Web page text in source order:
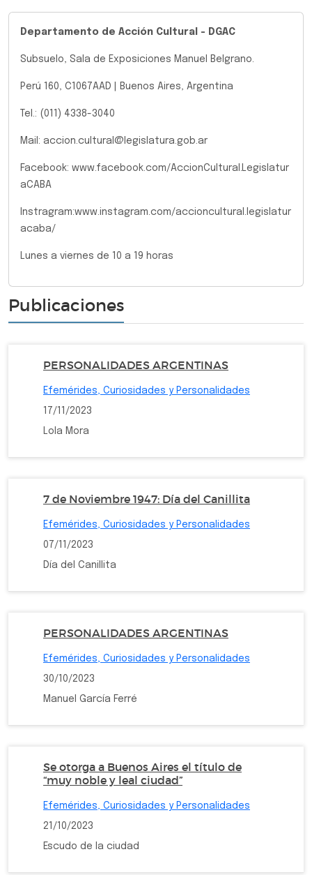
Departamento de Acción Cultural - DGAC
Subsuelo, Sala de Exposiciones Manuel Belgrano.
Perú 160, C1067AAD | Buenos Aires, Argentina
Tel.: (011) 4338-3040
Mail: accion.cultural@legislatura.gob.ar
Facebook: www.facebook.com/AccionCultural.Legislatur
aCABA
Instragram:www.instagram.com/accioncultural.legislatur
acaba/
Lunes a viernes de 10 a 19 horas
Publicaciones
PERSONALIDADES ARGENTINAS
Efemérides, Curiosidades y Personalidades
17/11/2023
Lola Mora
7 de Noviembre 1947: Día del Canillita
Efemérides, Curiosidades y Personalidades
07/11/2023
Día del Canillita
PERSONALIDADES ARGENTINAS
Efemérides, Curiosidades y Personalidades
30/10/2023
Manuel García Ferré
Se otorga a Buenos Aires el título de
“muy noble y leal ciudad”
Efemérides, Curiosidades y Personalidades
21/10/2023
Escudo de la ciudad